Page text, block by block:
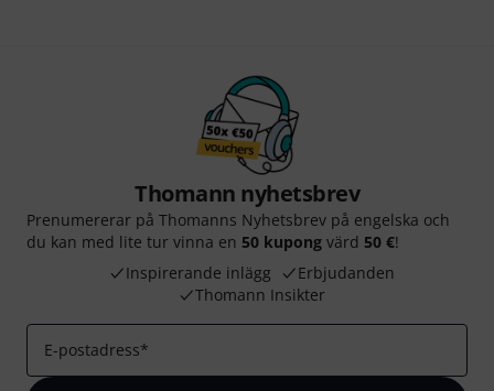
Thomann nyhetsbrev
Prenumererar på Thomanns Nyhetsbrev på engelska och
du kan med lite tur vinna en 50 kupong värd 50 €!
Inspirerande inlägg
Erbjudanden
Thomann Insikter
E-postadress*